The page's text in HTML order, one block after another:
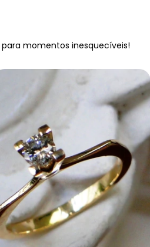
momentos inesquecíveis!